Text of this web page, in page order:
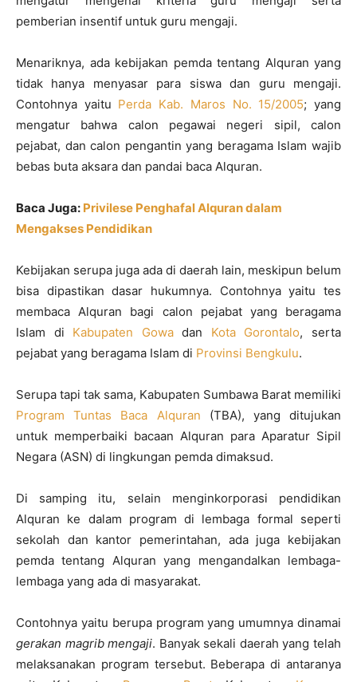
pemberian insentif untuk guru mengaji.
Menariknya, ada kebijakan pemda tentang Alquran yang
tidak hanya menyasar para siswa dan guru mengaji.
Contohnya yaitu Perda Kab. Maros No. 15/2005; yang
mengatur bahwa calon pegawai negeri sipil, calon
pejabat, dan calon pengantin yang beragama Islam wajib
bebas buta aksara dan pandai baca Alquran.
Baca Juga: Privilese Penghafal Alquran dalam
Mengakses Pendidikan
Kebijakan serupa juga ada di daerah lain, meskipun belum
bisa dipastikan dasar hukumnya. Contohnya yaitu tes
membaca Alquran bagi calon pejabat yang beragama
Islam di Kabupaten Gowadan Kota Gorontalo, serta
pejabat yang beragama Islam di Provinsi Bengkulu.
Serupa tapi tak sama, Kabupaten Sumbawa Barat memiliki
Program Tuntas Baca Alquran (TBA), yang ditujukan
untuk memperbaiki bacaan Alquran para Aparatur Sipil
Negara (ASN) di lingkungan pemda dimaksud.
Di samping itu, selain menginkorporasi pendidikan
Alquran ke dalam program di lembaga formal seperti
sekolah dan kantor pemerintahan, ada juga kebijakan
pemda tentang Alquran yang mengandalkan lembaga-
lembaga yang ada di masyarakat.
Contohnya yaitu berupa program yang umumnya dinamai
gerakan magrib mengaji. Banyak sekali daerah yang telah
melaksanakan program tersebut. Beberapa di antaranya